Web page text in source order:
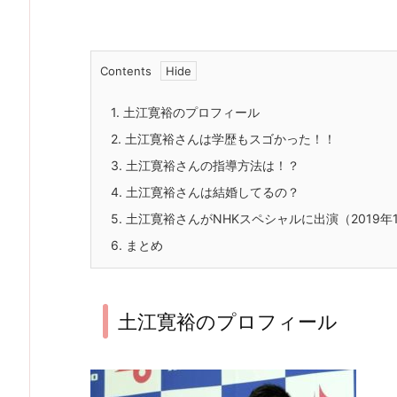
Contents
1. 土江寛裕のプロフィール
2. 土江寛裕さんは学歴もスゴかった！！
3. 土江寛裕さんの指導方法は！？
4. 土江寛裕さんは結婚してるの？
5. 土江寛裕さんがNHKスペシャルに出演（2019年
6. まとめ
土江寛裕のプロフィール